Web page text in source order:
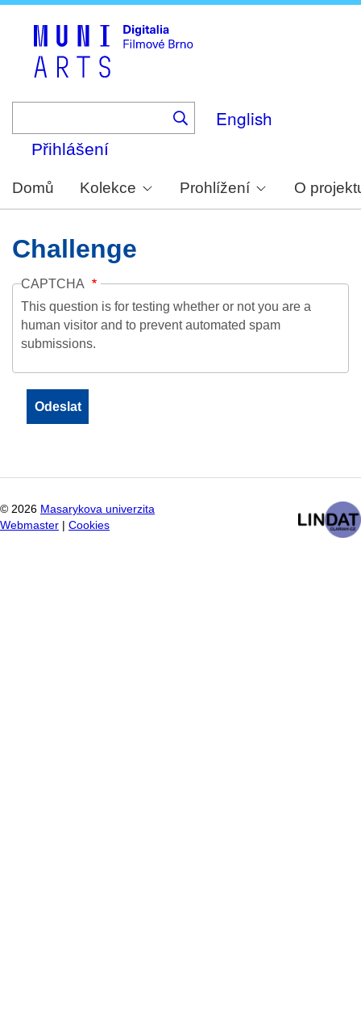
English
Přihlášení
Domů Kolekce Prohlížení O
Challenge
CAPTCHA
This question is for testing whether or not you are a
human visitor and to prevent automated spam
submissions.
© 2026 Masarykova univerzita
Webmaster
Cookies